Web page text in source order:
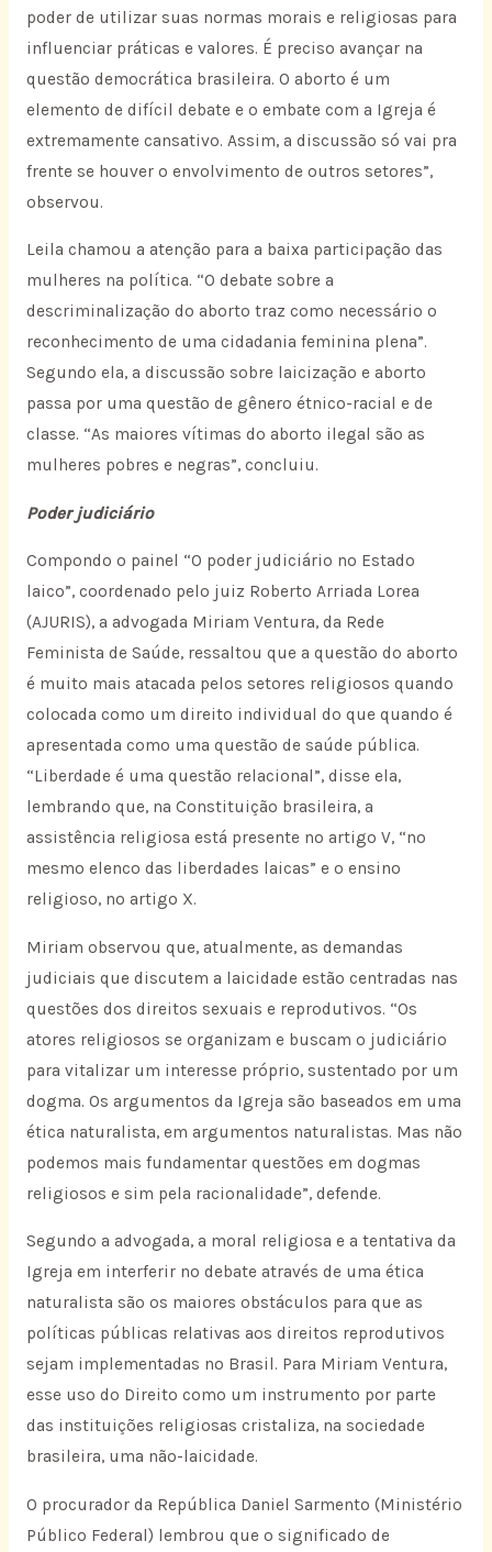
poder de utilizar suas normas morais e religiosas para
influenciar práticas e valores. É preciso avançar na
questão democrática brasileira. O aborto é um
elemento de difícil debate e o embate com a Igreja é
extremamente cansativo. Assim, a discussão só vai pra
frente se houver o envolvimento de outros setores”,
observou.
Leila chamou a atenção para a baixa participação das
mulheres na política. “O debate sobre a
descriminalização do aborto traz como necessário o
reconhecimento de uma cidadania feminina plena”.
Segundo ela, a discussão sobre laicização e aborto
passa por uma questão de gênero étnico-racial e de
classe. “As maiores vítimas do aborto ilegal são as
mulheres pobres e negras”, concluiu.
Poder judiciário
Compondo o painel “O poder judiciário no Estado
laico”, coordenado pelo juiz Roberto Arriada Lorea
(AJURIS), a advogada Miriam Ventura, da Rede
Feminista de Saúde, ressaltou que a questão do aborto
é muito mais atacada pelos setores religiosos quando
colocada como um direito individual do que quando é
apresentada como uma questão de saúde pública.
“Liberdade é uma questão relacional”, disse ela,
lembrando que, na Constituição brasileira, a
assistência religiosa está presente no artigo V, “no
mesmo elenco das liberdades laicas” e o ensino
religioso, no artigo X.
Miriam observou que, atualmente, as demandas
judiciais que discutem a laicidade estão centradas nas
questões dos direitos sexuais e reprodutivos. “Os
atores religiosos se organizam e buscam o judiciário
para vitalizar um interesse próprio, sustentado por um
dogma. Os argumentos da Igreja são baseados em uma
ética naturalista, em argumentos naturalistas. Mas não
podemos mais fundamentar questões em dogmas
religiosos e sim pela racionalidade”, defende.
Segundo a advogada, a moral religiosa e a tentativa da
Igreja em interferir no debate através de uma ética
naturalista são os maiores obstáculos para que as
políticas públicas relativas aos direitos reprodutivos
sejam implementadas no Brasil. Para Miriam Ventura,
esse uso do Direito como um instrumento por parte
das instituições religiosas cristaliza, na sociedade
brasileira, uma não-laicidade.
O procurador da República Daniel Sarmento (Ministério
Público Federal) lembrou que o significado de